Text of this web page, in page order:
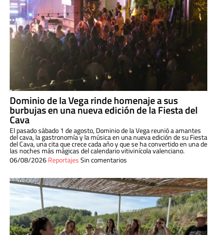
Dominio de la Vega rinde homenaje a sus
burbujas en una nueva edición de la Fiesta del
Cava
El pasado sábado 1 de agosto, Dominio de la Vega reunió a amantes
del cava, la gastronomía y la música en una nueva edición de su Fiesta
del Cava, una cita que crece cada año y que se ha convertido en una de
las noches más mágicas del calendario vitivinícola valenciano.
06/08/2026ReportajesSin comentarios